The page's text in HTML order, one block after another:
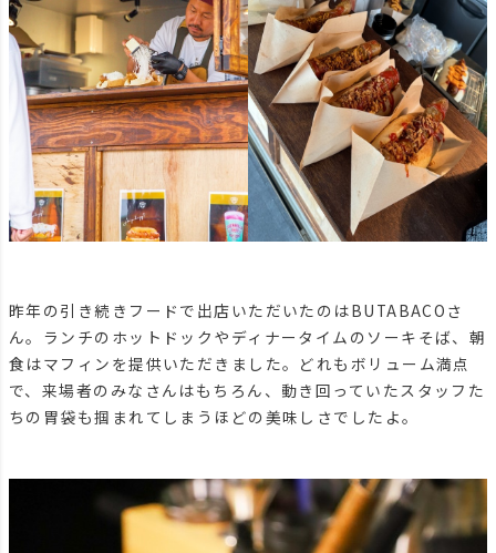
昨年の引き続きフードで出店いただいたのはBUTABACOさ
ん。ランチのホットドックやディナータイムのソーキそば、朝
食はマフィンを提供いただきました。どれもボリューム満点
で、来場者のみなさんはもちろん、動き回っていたスタッフた
ちの胃袋も掴まれてしまうほどの美味しさでしたよ。